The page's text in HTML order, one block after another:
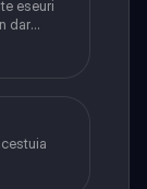
eseuri
dar